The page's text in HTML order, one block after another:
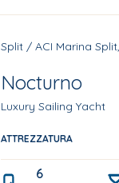
Split / ACI Marina
Nocturno
Luxury Sailing Yacht
ATTREZZATURA
6